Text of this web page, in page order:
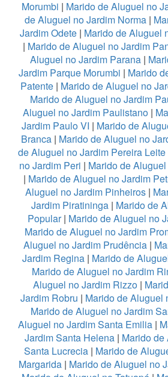
Morumbi | Marido de Aluguel no
de Aluguel no Jardim Norma|
Jardim Odete| Marido de Aluguel
| Marido de Aluguel no Jardim
Aluguel no Jardim Parana|
Jardim Parque Morumbi | Marido
Patente | Marido de Aluguel no
Marido de Aluguel no Jardim
Aluguel no Jardim Paulistano|
Jardim Paulo VI | Marido de
Branca| Marido de Aluguel no
de Aluguel no Jardim Pereira Leite
no Jardim Peri | Marido de
| Marido de Aluguel no Jardim
Aluguel no Jardim Pinheiros|
Jardim Piratininga| Marido de
Popular| Marido de Aluguel no
Marido de Aluguel no Jardim
Aluguel no Jardim Prudência |
Jardim Regina | Marido de
Marido de Aluguel no Jardim
Aluguel no Jardim Rizzo |
Jardim Robru | Marido de Aluguel
Marido de Aluguel no Jardim
Aluguel no Jardim Santa Emilia |
Jardim Santa Helena | Marido
Santa Lucrecia| Marido de
Margarida | Marido de Aluguel no